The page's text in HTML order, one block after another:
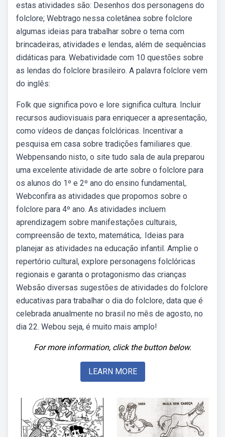
estas atividades são: Desenhos dos personagens do
folclore; Webtrago nessa coletânea sobre folclore
algumas ideias para trabalhar sobre o tema com
brincadeiras, atividades e lendas, além de sequências
didáticas para. Webatividade com 10 questões sobre
as lendas do folclore brasileiro. A palavra folclore vem
do inglês:
Folk que significa povo e lore significa cultura. Incluir
recursos audiovisuais para enriquecer a apresentação,
como vídeos de danças folclóricas. Incentivar a
pesquisa em casa sobre tradições familiares que.
Webpensando nisto, o site tudo sala de aula preparou
uma excelente atividade de arte sobre o folclore para
os alunos do 1º e 2º ano do ensino fundamental,.
Webconfira as atividades que propomos sobre o
folclore para 4º ano. As atividades incluem
aprendizagem sobre manifestações culturais,
compreensão de texto, matemática,. Ideias para
planejar as atividades na educação infantil. Amplie o
repertório cultural, explore personagens folclóricas
regionais e garanta o protagonismo das crianças
Websão diversas sugestões de atividades do folclore
educativas para trabalhar o dia do folclore, data que é
celebrada anualmente no brasil no mês de agosto, no
dia 22. Webou seja, é muito mais amplo!
For more information, click the button below.
LEARN MORE